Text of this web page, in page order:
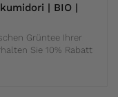
| BIO |
Grüntee Ihrer
Sie 10% Rabatt